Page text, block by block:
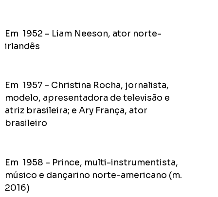
Em 1952 – Liam Neeson, ator norte-
irlandês
Em 1957 – Christina Rocha, jornalista,
modelo, apresentadora de televisão e
atriz brasileira; e Ary França, ator
brasileiro
Em 1958 – Prince, multi-instrumentista,
músico e dançarino norte-americano (m.
2016)